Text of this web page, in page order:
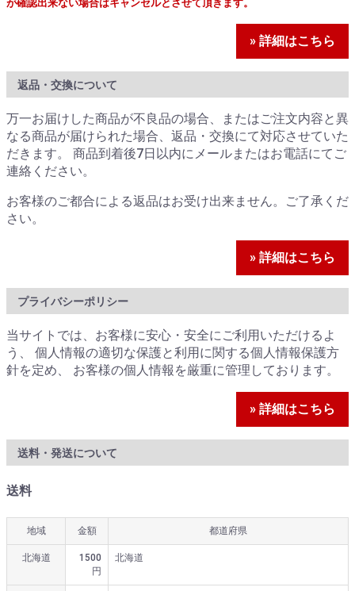
が確認出来ない場合はキャンセルとさせて頂きます。
» 詳細はこちら
返品・交換について
万一お届けした商品が不良品の場合、またはご注文内容と異
なる商品が届けられた場合、返品・交換にて対応させていた
だきます。 商品到着後7日以内にメールまたはお電話にてご
連絡ください。
お客様のご都合による返品はお受け出来ません。ご了承くだ
さい。
» 詳細はこちら
プライバシーポリシー
当サイトでは、お客様に安心・安全にご利用いただけるよ
う、 個人情報の適切な保護と利用に関する個人情報保護方
針を定め、 お客様の個人情報を厳重に管理しております。
» 詳細はこちら
送料・発送について
送料
地域 金額 都道府県
北海道
1500
円
北海道